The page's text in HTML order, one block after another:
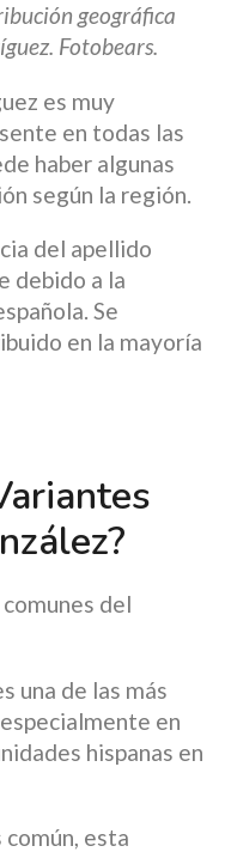
geográfica
Fotobears.
es muy
en todas las
haber algunas
según la región.
del apellido
debido a la
Se
en la mayoría
del
una de las más
en
hispanas en
común, esta